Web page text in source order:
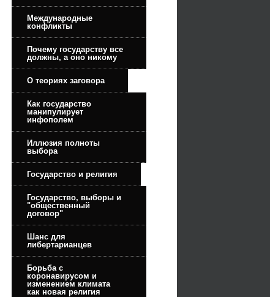
Международные
конфликты
Почему государству все
должны, а оно никому
О теориях заговора
Как государство
манипулирует
инфополем
Иллюзия полноты
выбора
Государство и религия
Государство, выборы и
"общественный
договор"
Шанс для
либертарианцев
Борьба с
коронавирусом и
изменением климата
как новая религия